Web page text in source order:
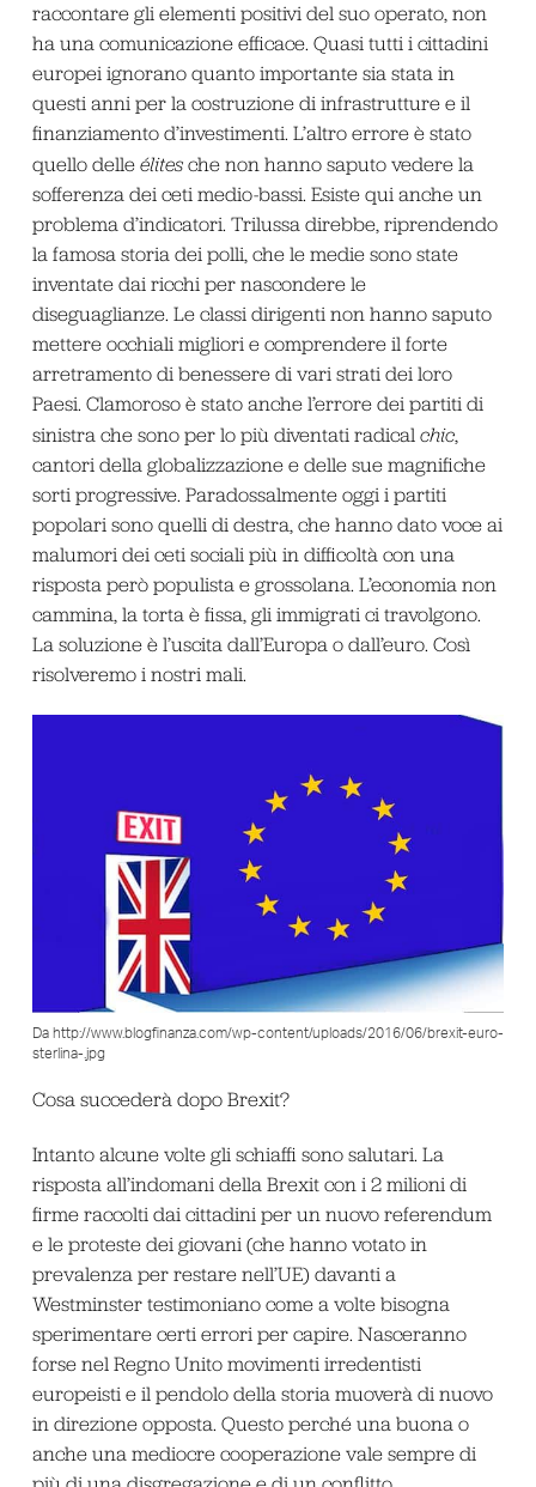
raccontare gli elementi positivi del suo operato, non
ha una comunicazione efficace. Quasi tutti i cittadini
europei ignorano quanto importante sia stata in
questi anni per la costruzione di infrastrutture e il
finanziamento d’investimenti. L’altro errore è stato
quello delle élitesche non hanno saputo vedere la
sofferenza dei ceti medio-bassi. Esiste qui anche un
problema d’indicatori. Trilussa direbbe, riprendendo
la famosa storia dei polli, che le medie sono state
inventate dai ricchi per nascondere le
diseguaglianze. Le classi dirigenti non hanno saputo
mettere occhiali migliori e comprendere il forte
arretramento di benessere di vari strati dei loro
Paesi. Clamoroso è stato anche l’errore dei partiti di
sinistra che sono per lo più diventati radical chic,
cantori della globalizzazione e delle sue magnifiche
sorti progressive. Paradossalmente oggi i partiti
popolari sono quelli di destra, che hanno dato voce ai
malumori dei ceti sociali più in difficoltà con una
risposta però populista e grossolana. L’economia non
cammina, la torta è fissa, gli immigrati ci travolgono.
La soluzione è l’uscita dall’Europa o dall’euro. Così
risolveremo i nostri mali.
Da http://www.blogfinanza.com/wp-content/uploads/2016/06/brexit-euro-
sterlina-.jpg
Cosa succederà dopo Brexit?
Intanto alcune volte gli schiaffi sono salutari. La
risposta all’indomani della Brexit con i 2 milioni di
firme raccolti dai cittadini per un nuovo referendum
e le proteste dei giovani (che hanno votato in
prevalenza per restare nell’UE) davanti a
Westminster testimoniano come a volte bisogna
sperimentare certi errori per capire. Nasceranno
forse nel Regno Unito movimenti irredentisti
europeisti e il pendolo della storia muoverà di nuovo
in direzione opposta. Questo perché una buona o
anche una mediocre cooperazione vale sempre di